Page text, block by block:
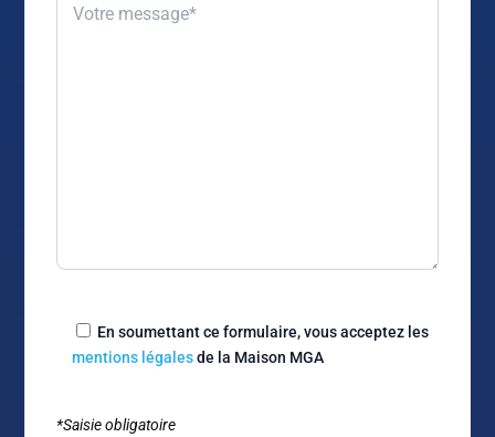
En soumettant ce formulaire, vous acceptez les
mentions légalesde la Maison MGA
*Saisie obligatoire